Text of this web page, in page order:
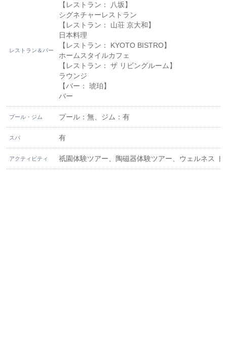
レストラン＆バー
【レストラン： 八坂】
シグネチャーレストラン
【レストラン： 山荘 京大和】
日本料理
【レストラン： KYOTO BISTRO】
ホームスタイルカフェ
【レストラン： ザ リビングルーム】
ラウンジ
【バー： 琥珀】
バー
プール・ジム プール：無、ジム：有
スパ 有
アクティビティ 祇園体験ツアー、陶磁器体験ツアー、ウェルネス